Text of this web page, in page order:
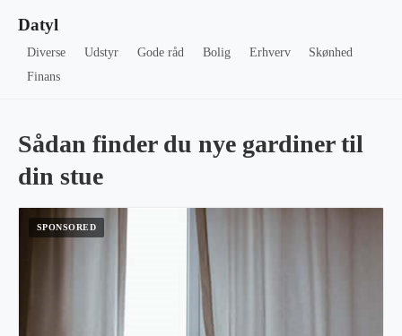
Datyl
Diverse Udstyr Gode råd Bolig Erhverv
Skønhed
Finans
Sådan finder du nye gardiner til
din stue